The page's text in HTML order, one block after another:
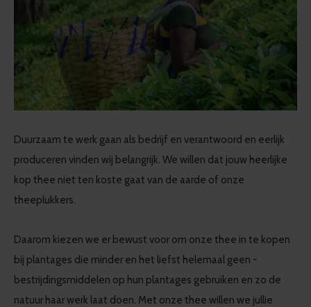
Duurzaam te werk gaan als bedrijf en verantwoord en eerlijk
produceren vinden wij belangrijk. We willen dat jouw heerlijke
kop thee niet ten koste gaat van de aarde of onze
theeplukkers.
Daarom kiezen we er bewust voor om onze thee in te kopen
bij plantages die minder en het liefst helemaal geen -
bestrijdingsmiddelen op hun plantages gebruiken en zo de
natuur haar werk laat doen. Met onze thee willen we jullie